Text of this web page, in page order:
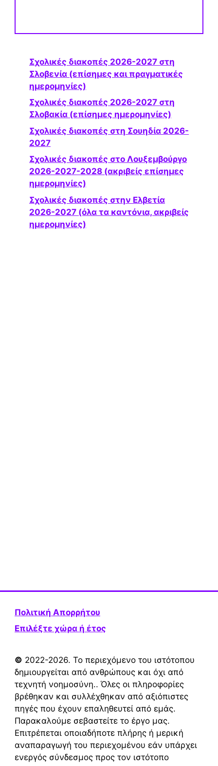
Σχολικές διακοπές 2026-2027 στη
Σλοβενία ​​(επίσημες και πραγματικές
ημερομηνίες)
Σχολικές διακοπές 2026-2027 στη
Σλοβακία (επίσημες ημερομηνίες)
Σχολικές διακοπές στη Σουηδία 2026-
2027
Σχολικές διακοπές στο Λουξεμβούργο
2026-2027-2028 (ακριβείς επίσημες
ημερομηνίες)
Σχολικές διακοπές στην Ελβετία
2026-2027 (όλα τα καντόνια, ακριβείς
ημερομηνίες)
Πολιτική Απορρήτου
Επιλέξτε χώρα ή έτος
© 2022-2026. Το περιεχόμενο του ιστότοπου
δημιουργείται από ανθρώπους και όχι από
τεχνητή νοημοσύνη.. Όλες οι πληροφορίες
βρέθηκαν και συλλέχθηκαν από αξιόπιστες
πηγές που έχουν επαληθευτεί από εμάς.
Παρακαλούμε σεβαστείτε το έργο μας.
Επιτρέπεται οποιαδήποτε πλήρης ή μερική
αναπαραγωγή του περιεχομένου εάν υπάρχει
ενεργός σύνδεσμος προς τον ιστότοπο